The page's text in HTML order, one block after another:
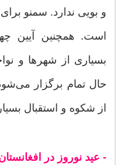
و بویی ندارد. سمنو برای
است. همچنین آیین
بسیاری از شهرها و
حال تمام برگزار
از شکوه و استقبال
- عید نوروز در